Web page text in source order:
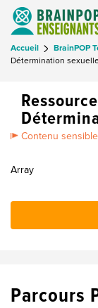
Accueil BrainPOP
Détermination
Contenu sensible
Array
Parcours